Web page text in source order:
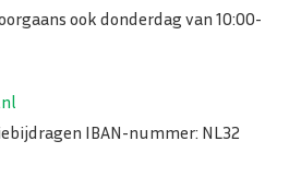
ook donderdag van 10:00-
IBAN-nummer: NL32